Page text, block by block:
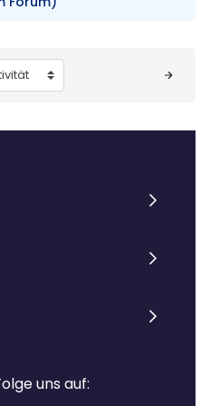
uns auf: